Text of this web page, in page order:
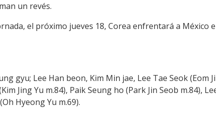
un revés.
el próximo jueves 18, Corea enfrentará a México
gyu; Lee Han beon, Kim Min jae, Lee Tae Seok (Eom
Jing Yu m.84), Paik Seung ho (Park Jin Seob m.84),
Hyeong Yu m.69).